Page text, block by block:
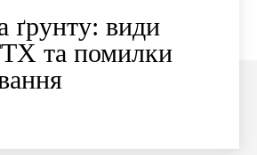
ґрунту: види
та помилки